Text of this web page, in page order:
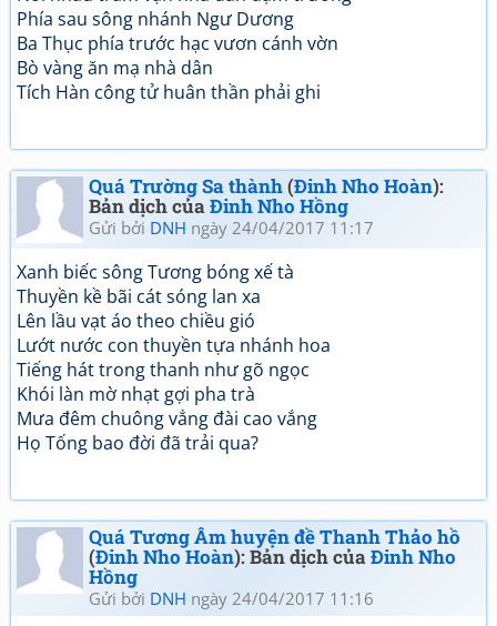
Phía sau sông nhánh Ngư Dương
Ba Thục phía trước hạc vươn cánh vờn
Bò vàng ăn mạ nhà dân
Tích Hàn công tử huân thần phải ghi
Quá Trường Sa thành(Đinh Nho Hoàn):
Bản dịch củaĐinh Nho Hồng
Gửi bởi DNH ngày 24/04/2017 11:17
Xanh biếc sông Tương bóng xế tà
Thuyền kề bãi cát sóng lan xa
Lên lầu vạt áo theo chiều gió
Lướt nước con thuyền tựa nhánh hoa
Tiếng hát trong thanh như gõ ngọc
Khói làn mờ nhạt gợi pha trà
Mưa đêm chuông vẳng đài cao vắng
Họ Tống bao đời đã trải qua?
Quá Tương Âm huyện đề Thanh Thảo hồ
(Đinh Nho Hoàn): Bản dịch củaĐinh Nho
Hồng
Gửi bởi DNH ngày 24/04/2017 11:16